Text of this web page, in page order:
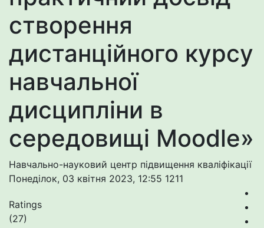
створення
дистанційного курсу
навчальної
дисципліни в
середовищі Moodle»
Навчально-науковий центр підвищення кваліфікації
Понеділок, 03 квітня 2023, 12:55 1211
Ratings
(27)